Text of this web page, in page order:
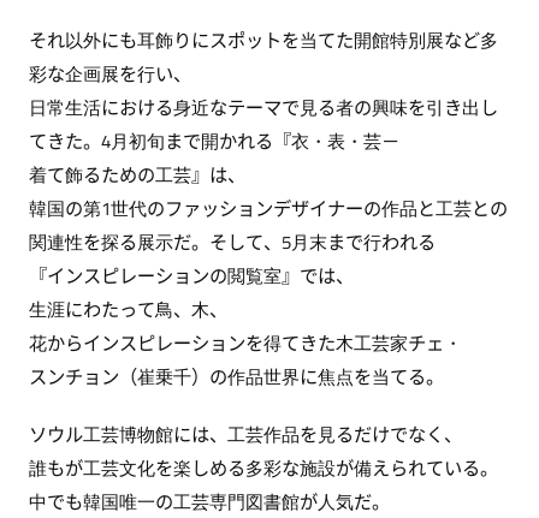
それ以外にも耳飾りにスポットを当てた開館特別展など多
彩な企画展を行い、
日常生活における身近なテーマで見る者の興味を引き出し
てきた。4月初旬まで開かれる『衣・表・芸－
着て飾るための工芸』は、
韓国の第1世代のファッションデザイナーの作品と工芸との
関連性を探る展示だ。そして、5月末まで行われる
『インスピレーションの閲覧室』では、
生涯にわたって鳥、木、
花からインスピレーションを得てきた木工芸家チェ・
スンチョン（崔乗千）の作品世界に焦点を当てる。
ソウル工芸博物館には、工芸作品を見るだけでなく、
誰もが工芸文化を楽しめる多彩な施設が備えられている。
中でも韓国唯一の工芸専門図書館が人気だ。